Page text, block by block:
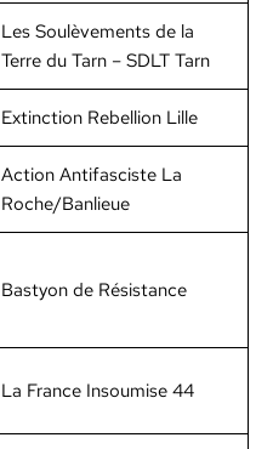
Les Soulève­ments de la
Terre du Tarn – SDLT Tarn
Extinc­tion Rebel­lion Lille
Action Antifas­ciste La
Roche/Banlieue
Basty­on de Résis­tance
La France Insoumise 44